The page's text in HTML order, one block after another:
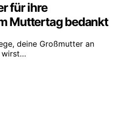
für ihre
Muttertag bedankt
deine Großmutter an
wirst…